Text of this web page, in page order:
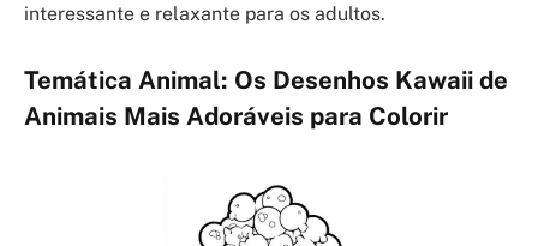
interessante e relaxante para os adultos.
Temática Animal: Os Desenhos Kawaii de
Animais Mais Adoráveis para Colorir